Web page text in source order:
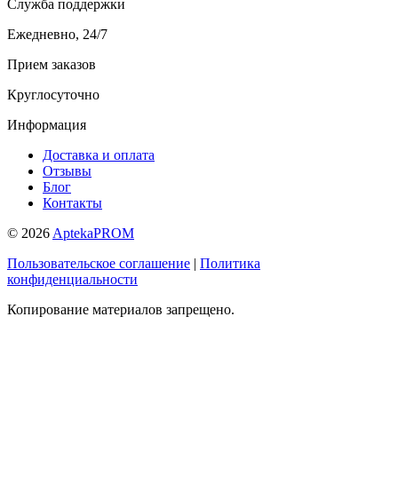
Служба поддержки
Ежедневно, 24/7
Прием заказов
Круглосуточно
Информация
Доставка и оплата
Отзывы
Блог
Контакты
© 2026 AptekaPROM
Пользовательское соглашение | Политика
конфиденциальности
Копирование материалов запрещено.